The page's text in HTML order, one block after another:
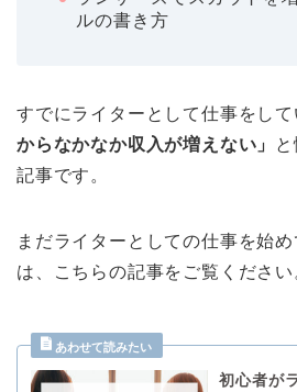
ルの書き方
すでにライターとして仕事をして
からなかなか収入が増えない」
記事です。
まだライターとしての仕事を始
は、こちらの記事をご覧ください
初心者が